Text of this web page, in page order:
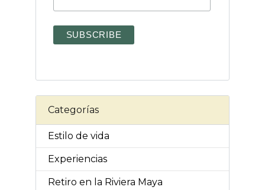
Categorías
Estilo de vida
Experiencias
Retiro en la Riviera Maya